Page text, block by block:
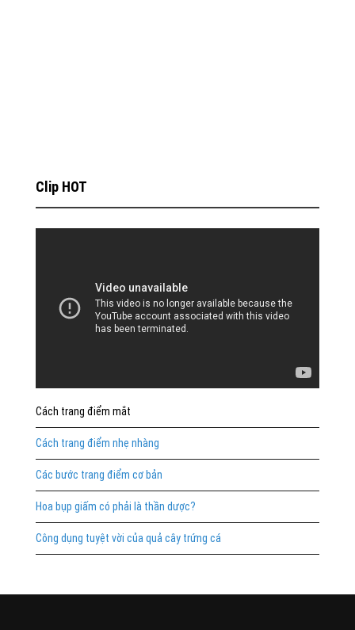
Clip HOT
Cách trang điểm mắt
Cách trang điểm nhẹ nhàng
Các bước trang điểm cơ bản
Hoa bụp giấm có phải là thần dược?
Công dụng tuyệt vời của quả cây trứng cá